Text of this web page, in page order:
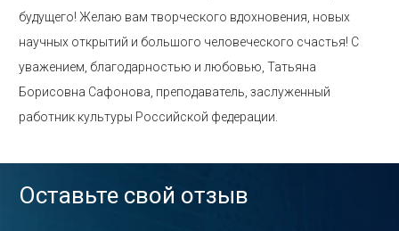
будущего! Желаю вам творческого вдохновения, новых
научных открытий и большого человеческого счастья! С
уважением, благодарностью и любовью, Татьяна
Борисовна Сафонова, преподаватель, заслуженный
работник культуры Российской федерации.
Оставьте свой отзыв